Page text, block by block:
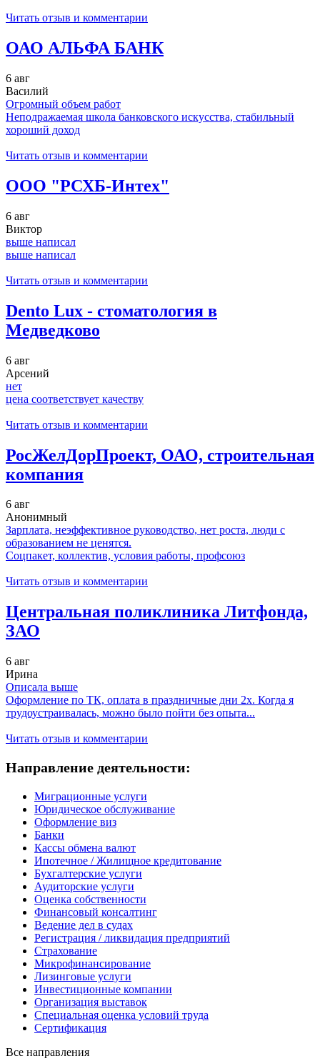
Читать отзыв и комментарии
ОАО АЛЬФА БАНК
6 авг
Василий
Огромный объем работ
Неподражаемая школа банковского искусства, стабильный
хороший доход
Читать отзыв и комментарии
ООО "РСХБ-Интех"
6 авг
Виктор
выше написал
выше написал
Читать отзыв и комментарии
Dento Lux - стоматология в
Медведково
6 авг
Арсений
нет
цена соответствует качеству
Читать отзыв и комментарии
РосЖелДорПроект, ОАО, строительная
компания
6 авг
Анонимный
Зарплата, неэффективное руководство, нет роста, люди с
образованием не ценятся.
Соцпакет, коллектив, условия работы, профсоюз
Читать отзыв и комментарии
Центральная поликлиника Литфонда,
ЗАО
6 авг
Ирина
Описала выше
Оформление по ТК, оплата в праздничные дни 2х. Когда я
трудоустраивалась, можно было пойти без опыта...
Читать отзыв и комментарии
Направление деятельности:
Миграционные услуги
Юридическое обслуживание
Оформление виз
Банки
Кассы обмена валют
Ипотечное / Жилищное кредитование
Бухгалтерские услуги
Аудиторские услуги
Оценка собственности
Финансовый консалтинг
Ведение дел в судах
Регистрация / ликвидация предприятий
Страхование
Микрофинансирование
Лизинговые услуги
Инвестиционные компании
Организация выставок
Специальная оценка условий труда
Сертификация
Все направления